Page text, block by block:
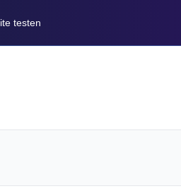
testen